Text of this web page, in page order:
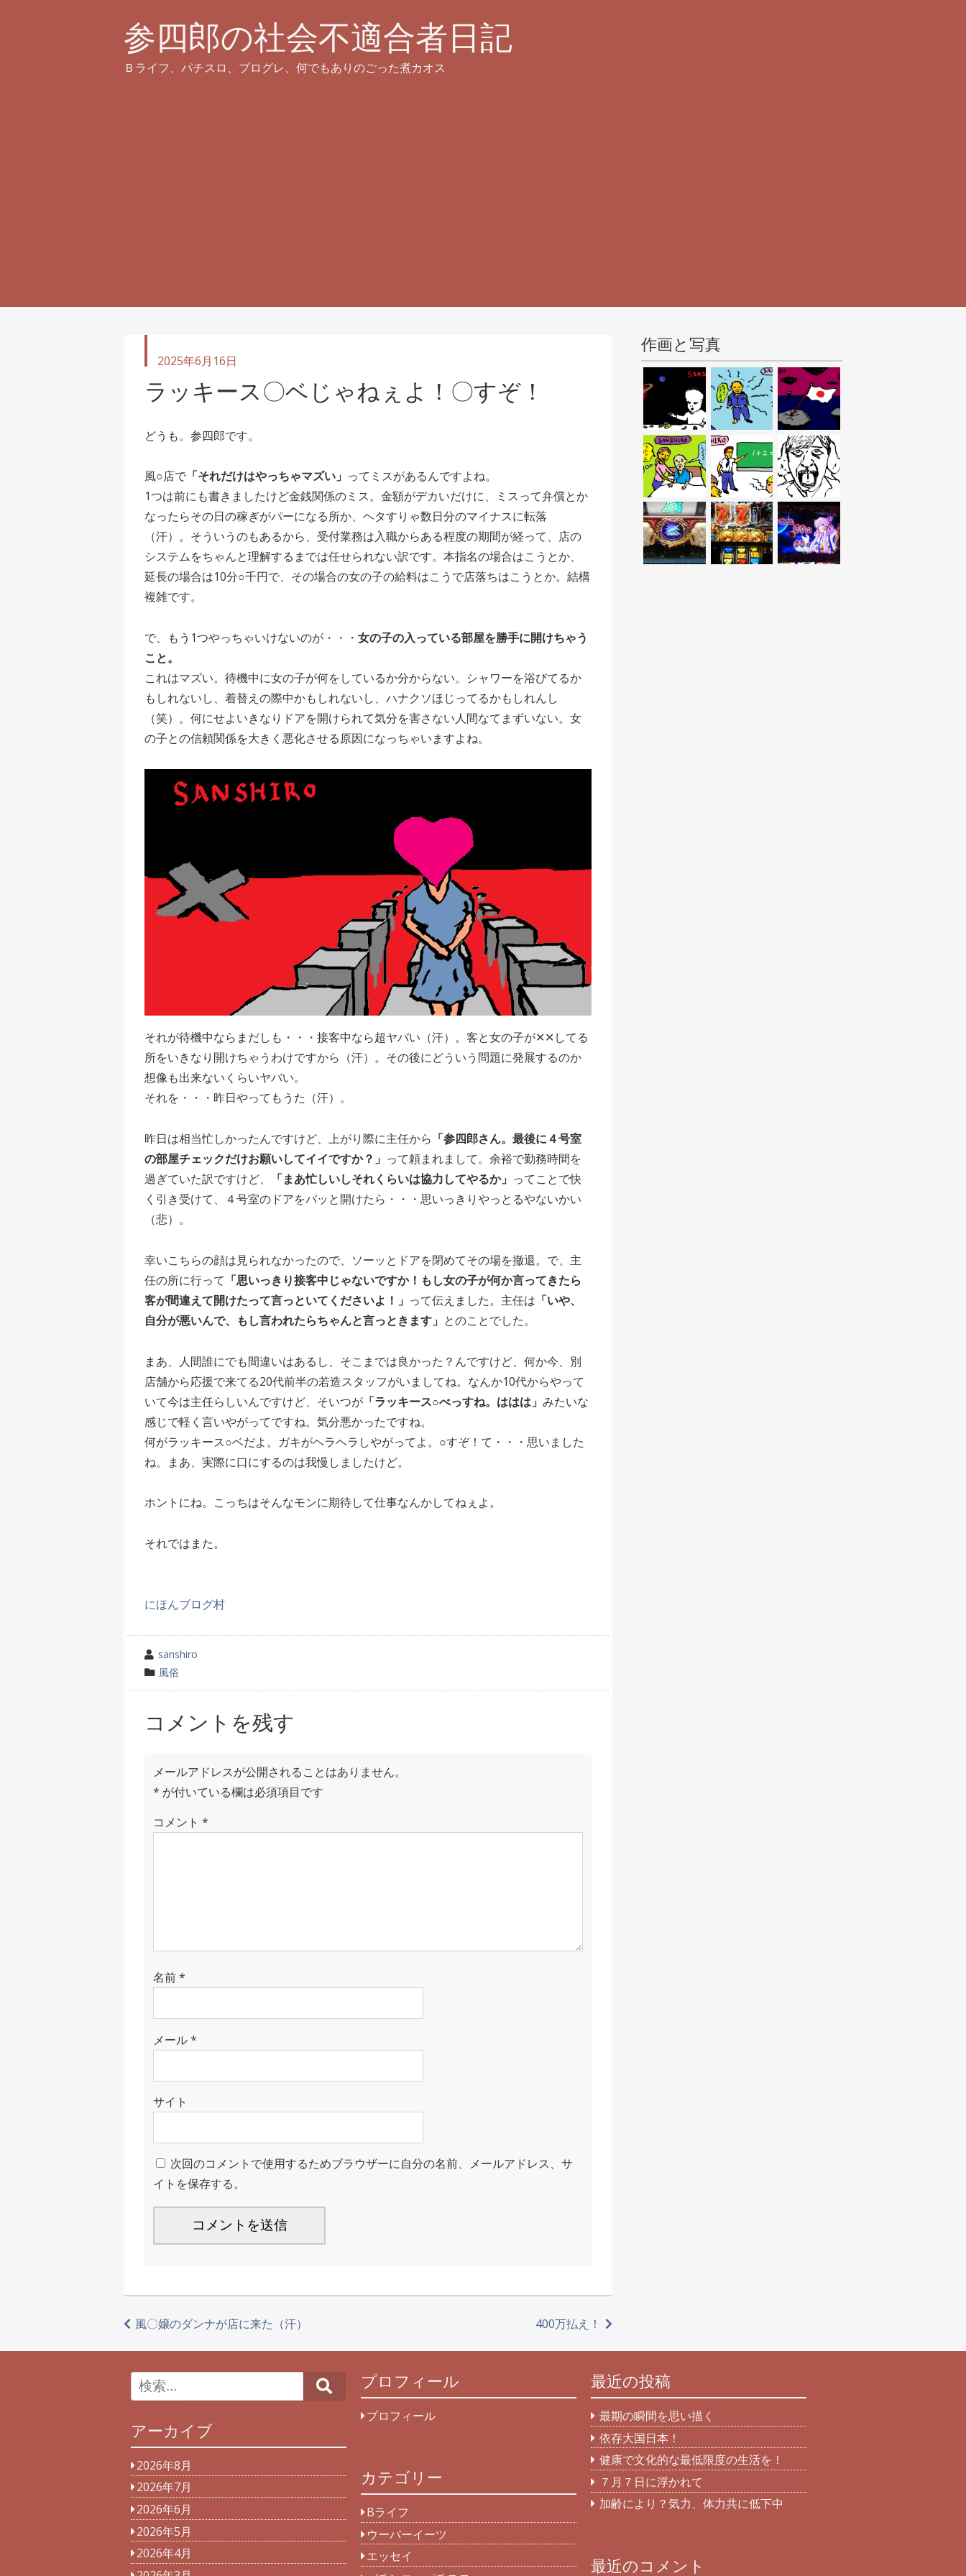
参四郎の社会不適合者日記
Ｂライフ、パチスロ、プログレ、何でもありのごった煮カオス
投
日
2025年6月16日
ラッキース〇ベじゃねぇよ！〇すぞ！
どうも。参四郎です。
風○店で「それだけはやっちゃマズい」 ってミスがあるんですよね。
1つは前にも書きましたけど金銭関係のミス。金額がデカいだけに、ミスって弁償とか
なったらその日の稼ぎがパーになる所か、ヘタすりゃ数日分のマイナスに転落
（汗）。そういうのもあるから、受付業務は入職からある程度の期間が経って、店の
システムをちゃんと理解するまでは任せられない訳です。本指名の場合はこうとか、
延長の場合は10分○千円で、その場合の女の子の給料はこうで店落ちはこうとか。結構
複雑です。
で、もう1つやっちゃいけないのが・・・ 女の子の入っている部屋を勝手に開けちゃう
こと。
これはマズい。待機中に女の子が何をしているか分からない。シャワーを浴びてるか
もしれないし、着替えの際中かもしれないし、ハナクソほじってるかもしれんし
（笑）。何にせよいきなりドアを開けられて気分を害さない人間なてまずいない。女
の子との信頼関係を大きく悪化させる原因になっちゃいますよね。
それが待機中ならまだしも・・・接客中なら超ヤバい（汗）。客と女の子が✕✕してる
所をいきなり開けちゃうわけですから（汗）。その後にどういう問題に発展するのか
想像も出来ないくらいヤバい。
それを・・・昨日やってもうた（汗）。
昨日は相当忙しかったんですけど、上がり際に主任から 「参四郎さん。最後に４号室
の部屋チェックだけお願いしてイイですか？」 って頼まれまして。余裕で勤務時間を
過ぎていた訳ですけど、
「まあ忙しいしそれくらいは協力してやるか」 ってことで快
く引き受けて、４号室のドアをバッと開けたら・・・思いっきりやっとるやないかい
（悲）。
幸いこちらの顔は見られなかったので、ソーッとドアを閉めてその場を撤退。で、主
任の所に行って 「思いっきり接客中じゃないですか！もし女の子が何か言ってきたら
客が間違えて開けたって言っといてくださいよ！」 って伝えました。主任は 「いや、
自分が悪いんで、もし言われたらちゃんと言っときます」 とのことでした。
まあ、人間誰にでも間違いはあるし、そこまでは良かった？んですけど、何か今、別
店舗から応援で来てる20代前半の若造スタッフがいましてね。なんか10代からやって
いて今は主任らしいんですけど、そいつが「ラッキース○べっすね。ははは」 みたいな
感じで軽く言いやがってですね。気分悪かったですね。
何がラッキース○ベだよ。ガキがヘラヘラしやがってよ。○すぞ！て・・・思いました
ね。まあ、実際に口にするのは我慢しましたけど。
ホントにね。こっちはそんなモンに期待して仕事なんかしてねぇよ。
それではまた。
にほんブログ村
投
稿
者
sanshiro
カ
テ
リ
風俗
コメントを残す
メールアドレスが公開されることはありません。
* が付いている欄は必須項目です
コメント *
名前*
メール*
サイト
次回のコメントで使用するためブラウザーに自分の名前、メールアドレス、サ
イトを保存する。
投
稿
ナ
ゲ
ー
シ
ョ
ン
400万払え！
風〇嬢のダンナが店に来た（汗）
作画と写真
Searchプロフィール
プロフィール
最近の投稿
最期の瞬間を思い描く
依存大国日本！
健康で文化的な最低限度の生活を！
７月７日に浮かれて
加齢により？気力、体力共に低下中
アーカイブ
2026年8月
2026年7月
2026年6月
2026年5月
2026年4月
カテゴリー
Bライフ
ウーバーイーツ
エッセイ
最近のコメント